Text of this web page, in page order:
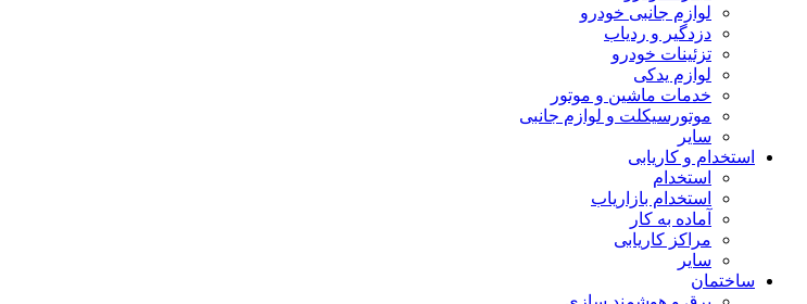
لوازم جانبی خودرو
دزدگیر و ردیاب
تزئینات خودرو
لوازم یدکی
خدمات ماشین و موتور
موتورسیکلت و لوازم جانبی
سایر
استخدام و کاریابی
استخدام
استخدام بازاریاب
آماده به کار
مراکز کاریابی
سایر
ساختمان